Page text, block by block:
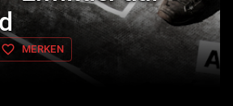
favorite_border MERKEN